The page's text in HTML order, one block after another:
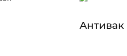
Антивак